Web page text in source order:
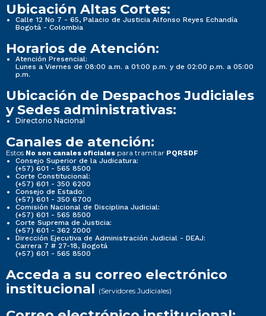
Ubicación Altas Cortes:
Calle 12 No 7 - 65, Palacio de Justicia Alfonso Reyes Echandía
Bogotá - Colombia
Horarios de Atención:
Atención Presencial:
Lunes a Viernes de 08:00 a.m. a 01:00 p.m. y de 02:00 p.m. a 05:00
p.m.
Ubicación de Despachos Judiciales
y Sedes administrativas:
Directorio Nacional
Canales de atención:
Estos No son canales oficiales para tramitar PQRSDF
Consejo Superior de la Judicatura:
(+57) 601 - 565 8500
Corte Constitucional:
(+57) 601 - 350 6200
Consejo de Estado:
(+57) 601 - 350 6700
Comisión Nacional de Disciplina Judicial:
(+57) 601 - 565 8500
Corte Suprema de Justicia:
(+57) 601 - 362 2000
Dirección Ejecutiva de Administración Judicial - DEAJ:
Carrera 7 # 27-18, Bogotá
(+57) 601 - 565 8500
Acceda a su correo electrónico
institucional (Servidores Judiciales)